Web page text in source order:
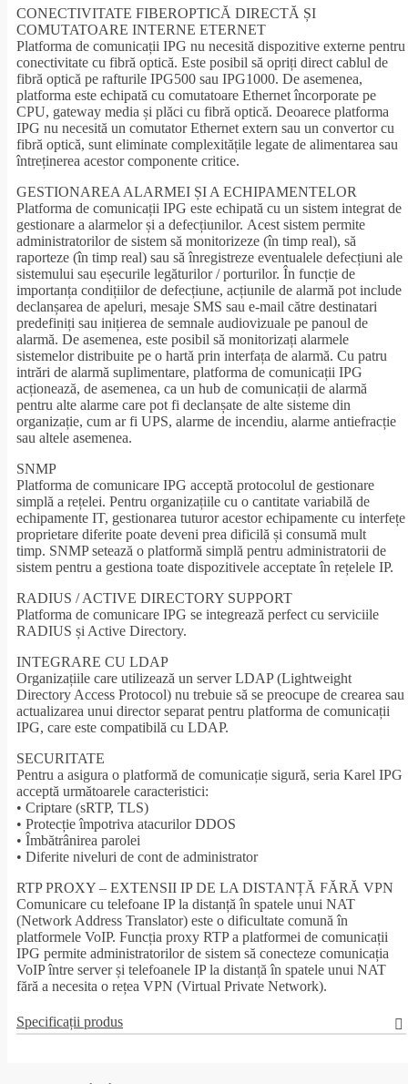
CONECTIVITATE FIBEROPTICĂ DIRECTĂ ȘI
COMUTATOARE INTERNE ETERNET
Platforma de comunicații IPG nu necesită dispozitive externe pentru
conectivitate cu fibră optică. Este posibil să opriți direct cablul de
fibră optică pe rafturile IPG500 sau IPG1000. De asemenea,
platforma este echipată cu comutatoare Ethernet încorporate pe
CPU, gateway media și plăci cu fibră optică. Deoarece platforma
IPG nu necesită un comutator Ethernet extern sau un convertor cu
fibră optică, sunt eliminate complexitățile legate de alimentarea sau
întreținerea acestor componente critice.
GESTIONAREA ALARMEI ȘI A ECHIPAMENTELOR
Platforma de comunicații IPG este echipată cu un sistem integrat de
gestionare a alarmelor și a defecțiunilor. Acest sistem permite
administratorilor de sistem să monitorizeze (în timp real), să
raporteze (în timp real) sau să înregistreze eventualele defecțiuni ale
sistemului sau eșecurile legăturilor / porturilor. În funcție de
importanța condițiilor de defecțiune, acțiunile de alarmă pot include
declanșarea de apeluri, mesaje SMS sau e-mail către destinatari
predefiniți sau inițierea de semnale audiovizuale pe panoul de
alarmă. De asemenea, este posibil să monitorizați alarmele
sistemelor distribuite pe o hartă prin interfața de alarmă. Cu patru
intrări de alarmă suplimentare, platforma de comunicații IPG
acționează, de asemenea, ca un hub de comunicații de alarmă
pentru alte alarme care pot fi declanșate de alte sisteme din
organizație, cum ar fi UPS, alarme de incendiu, alarme antiefracție
sau altele asemenea.
SNMP
Platforma de comunicare IPG acceptă protocolul de gestionare
simplă a rețelei. Pentru organizațiile cu o cantitate variabilă de
echipamente IT, gestionarea tuturor acestor echipamente cu interfețe
proprietare diferite poate deveni prea dificilă și consumă mult
timp. SNMP setează o platformă simplă pentru administratorii de
sistem pentru a gestiona toate dispozitivele acceptate în rețelele IP.
RADIUS / ACTIVE DIRECTORY SUPPORT
Platforma de comunicare IPG se integrează perfect cu serviciile
RADIUS și Active Directory.
INTEGRARE CU LDAP
Organizațiile care utilizează un server LDAP (Lightweight
Directory Access Protocol) nu trebuie să se preocupe de crearea sau
actualizarea unui director separat pentru platforma de comunicații
IPG, care este compatibilă cu LDAP.
SECURITATE
Pentru a asigura o platformă de comunicație sigură, seria Karel IPG
acceptă următoarele caracteristici:
• Criptare (sRTP, TLS)
• Protecție împotriva atacurilor DDOS
• Îmbătrânirea parolei
• Diferite niveluri de cont de administrator
RTP PROXY – EXTENSII IP DE LA DISTANȚĂ FĂRĂ VPN
Comunicare cu telefoane IP la distanță în spatele unui NAT
(Network Address Translator) este o dificultate comună în
platformele VoIP. Funcția proxy RTP a platformei de comunicații
IPG permite administratorilor de sistem să conecteze comunicația
VoIP între server și telefoanele IP la distanță în spatele unui NAT
fără a necesita o rețea VPN (Virtual Private Network).
Specificații produs